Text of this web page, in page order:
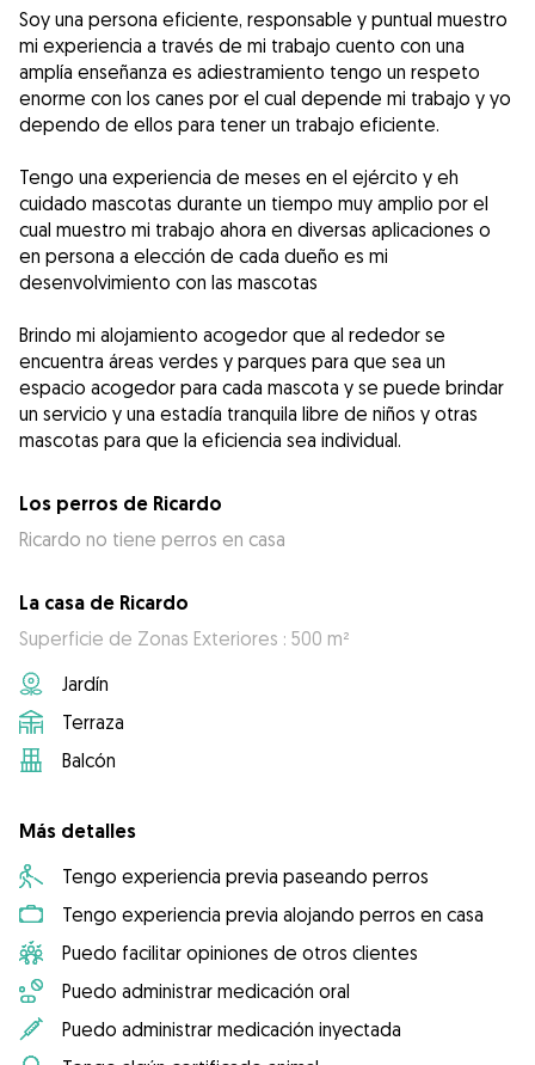
Soy una persona eficiente, responsable y puntual muestro
mi experiencia a través de mi trabajo cuento con una
amplía enseñanza es adiestramiento tengo un respeto
enorme con los canes por el cual depende mi trabajo y yo
dependo de ellos para tener un trabajo eficiente.
Tengo una experiencia de meses en el ejército y eh
cuidado mascotas durante un tiempo muy amplio por el
cual muestro mi trabajo ahora en diversas aplicaciones o
en persona a elección de cada dueño es mi
desenvolvimiento con las mascotas
Brindo mi alojamiento acogedor que al rededor se
encuentra áreas verdes y parques para que sea un
espacio acogedor para cada mascota y se puede brindar
un servicio y una estadía tranquila libre de niños y otras
mascotas para que la eficiencia sea individual.
Los perros de Ricardo
Ricardo no tiene perros en casa
La casa de Ricardo
Superficie de Zonas Exteriores : 500 m²
Jardín
Terraza
Balcón
Más detalles
Tengo experiencia previa paseando perros
Tengo experiencia previa alojando perros en casa
Puedo facilitar opiniones de otros clientes
Puedo administrar medicación oral
Puedo administrar medicación inyectada